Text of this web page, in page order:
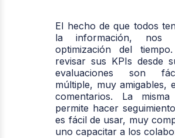
El hecho de que todos
la información, nos
optimización del
revisar sus KPIs desde
evaluaciones son
múltiple, muy amigables,
comentarios. La
permite hacer
es fácil de usar, muy
uno capacitar a los